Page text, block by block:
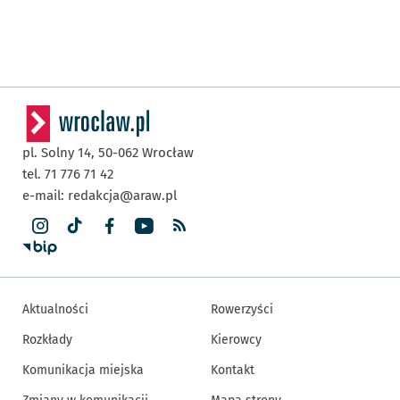
pl. Solny 14, 50-062 Wrocław
tel. 71 776 71 42
e-mail: redakcja@araw.pl
Aktualności
Rozkłady
Komunikacja miejska
Rowerzyści
Kierowcy
Kontakt